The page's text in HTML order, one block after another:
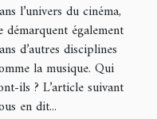
l’univers du cinéma,
démarquent également
d’autres disciplines
la musique. Qui
ils ? L’article suivant
en dit...